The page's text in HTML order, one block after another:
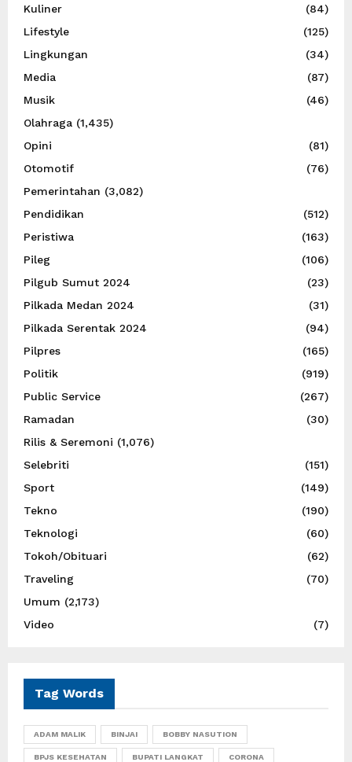
Kuliner
(84)
Lifestyle
(125)
Lingkungan
(34)
Media
(87)
Musik
(46)
Olahraga (1,435)
Opini
(81)
Otomotif
(76)
Pemerintahan (3,082)
Pendidikan
(512)
Peristiwa
(163)
Pileg
(106)
Pilgub Sumut 2024
(23)
Pilkada Medan 2024
(31)
Pilkada Serentak 2024
(94)
Pilpres
(165)
Politik
(919)
Public Service
(267)
Ramadan
(30)
Rilis & Seremoni (1,076)
Selebriti
(151)
Sport
(149)
Tekno
(190)
Teknologi
(60)
Tokoh/Obituari
(62)
Traveling
(70)
Umum (2,173)
Video
(7)
Tag Words
ADAM MALIK BINJAI BOBBY NASUTION
BPJS KESEHATAN BUPATI LANGKAT CORONA